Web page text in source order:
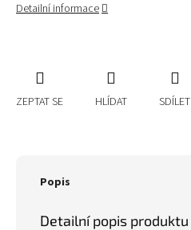
Detailní informace
ZEPTAT SE HLÍDAT SDÍLET
Popis
Detailní popis produktu